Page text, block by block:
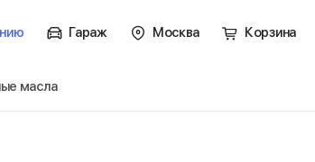
Гараж Москва Корзина
масла